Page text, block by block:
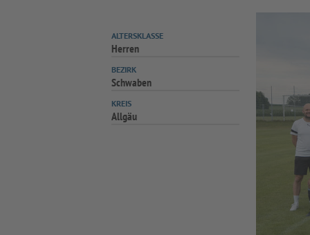
ALTERSKLASSE
Herren
BEZIRK
Schwaben
KREIS
Allgäu